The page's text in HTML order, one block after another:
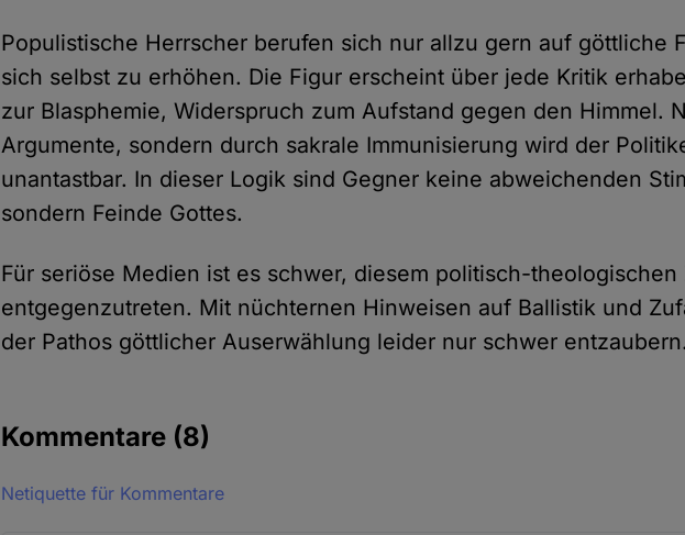
Populistische Herrscher berufen sich nur allzu gern auf göttliche
sich selbst zu erhöhen. Die Figur erscheint über jede Kritik
zur Blasphemie, Widerspruch zum Aufstand gegen den Himmel.
Argumente, sondern durch sakrale Immunisierung wird der
unantastbar. In dieser Logik sind Gegner keine abweichenden
sondern Feinde Gottes.
Für seriöse Medien ist es schwer, diesem politisch-theologischen
entgegenzutreten. Mit nüchternen Hinweisen auf Ballistik und
der Pathos göttlicher Auserwählung leider nur schwer entzaubern.
Kommentare (8)
Netiquette für Kommentare